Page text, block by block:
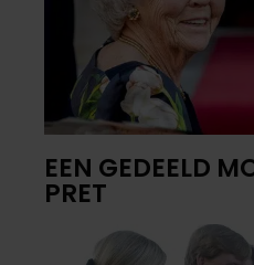
EEN GEDEELD
PRET